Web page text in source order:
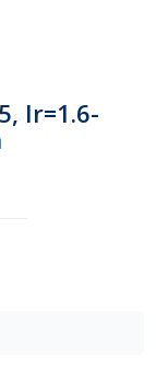
Ir=1.6-